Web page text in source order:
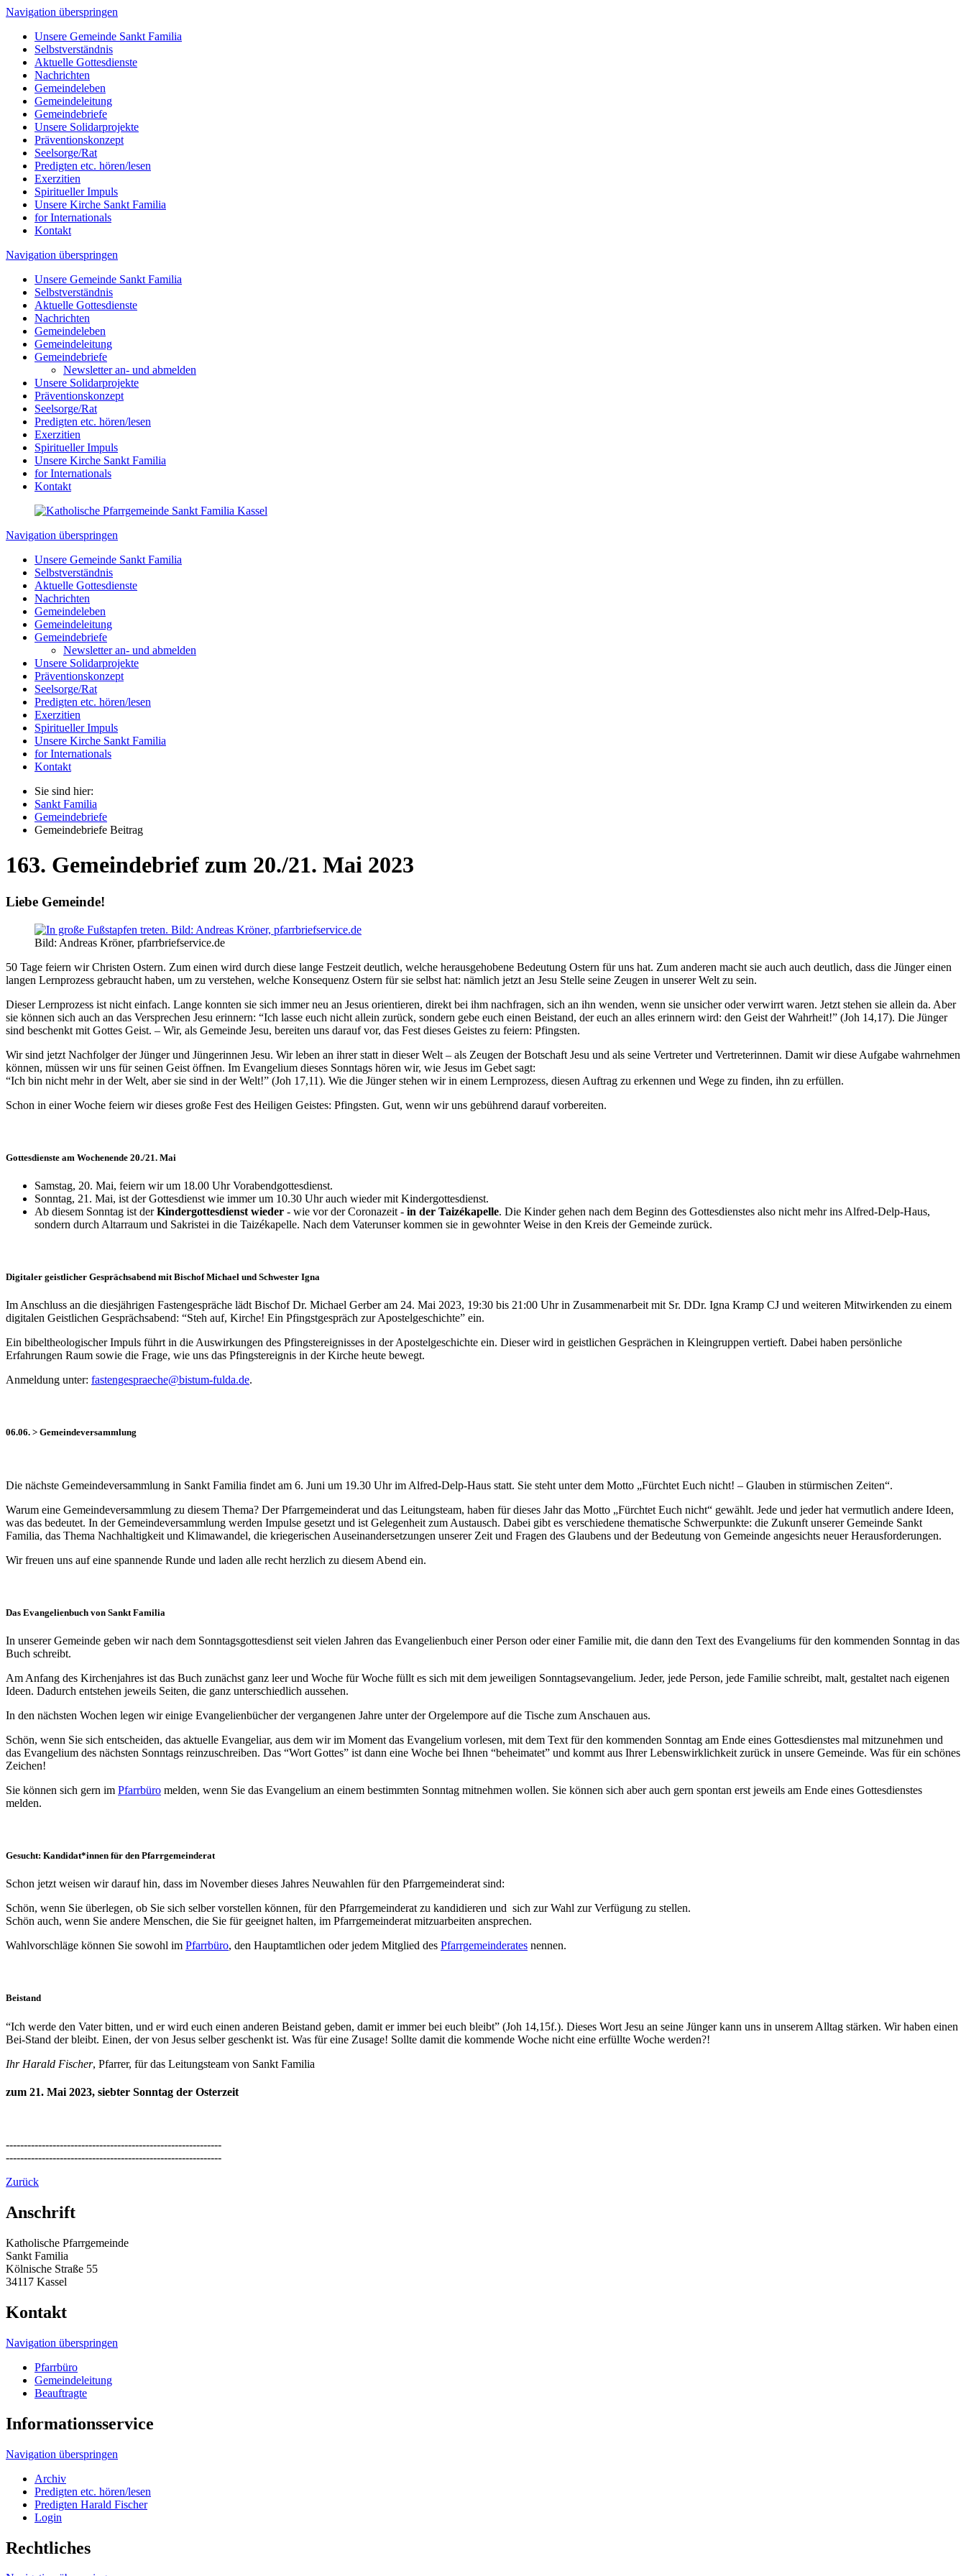
Navigation überspringen
Unsere Gemeinde Sankt Familia
Selbstverständnis
Aktuelle Gottesdienste
Nachrichten
Gemeindeleben
Gemeindeleitung
Gemeindebriefe
Unsere Solidarprojekte
Präventionskonzept
Seelsorge/Rat
Predigten etc. hören/lesen
Exerzitien
Spiritueller Impuls
Unsere Kirche Sankt Familia
for Internationals
Kontakt
Navigation überspringen
Unsere Gemeinde Sankt Familia
Selbstverständnis
Aktuelle Gottesdienste
Nachrichten
Gemeindeleben
Gemeindeleitung
Gemeindebriefe
Newsletter an- und abmelden
Unsere Solidarprojekte
Präventionskonzept
Seelsorge/Rat
Predigten etc. hören/lesen
Exerzitien
Spiritueller Impuls
Unsere Kirche Sankt Familia
for Internationals
Kontakt
Navigation überspringen
Unsere Gemeinde Sankt Familia
Selbstverständnis
Aktuelle Gottesdienste
Nachrichten
Gemeindeleben
Gemeindeleitung
Gemeindebriefe
Newsletter an- und abmelden
Unsere Solidarprojekte
Präventionskonzept
Seelsorge/Rat
Predigten etc. hören/lesen
Exerzitien
Spiritueller Impuls
Unsere Kirche Sankt Familia
for Internationals
Kontakt
Sie sind hier:
Sankt Familia
Gemeindebriefe
Gemeindebriefe Beitrag
163. Gemeindebrief zum 20./21. Mai 2023
Liebe Gemeinde!
Bild: Andreas Kröner, pfarrbriefservice.de
50 Tage feiern wir Christen Ostern. Zum einen wird durch diese lange Festzeit deutlich, welche herausgehobene Bedeutung Ostern für uns hat. Zum anderen macht sie auch auch deutlich, dass die Jünger einen
langen Lernprozess gebraucht haben, um zu verstehen, welche Konsequenz Ostern für sie selbst hat: nämlich jetzt an Jesu Stelle seine Zeugen in unserer Welt zu sein.
Dieser Lernprozess ist nicht einfach. Lange konnten sie sich immer neu an Jesus orientieren, direkt bei ihm nachfragen, sich an ihn wenden, wenn sie unsicher oder verwirrt waren. Jetzt stehen sie allein da. Aber
sie können sich auch an das Versprechen Jesu erinnern: “Ich lasse euch nicht allein zurück, sondern gebe euch einen Beistand, der euch an alles erinnern wird: den Geist der Wahrheit!” (Joh 14,17). Die Jünger
sind beschenkt mit Gottes Geist. – Wir, als Gemeinde Jesu, bereiten uns darauf vor, das Fest dieses Geistes zu feiern: Pfingsten.
Wir sind jetzt Nachfolger der Jünger und Jüngerinnen Jesu. Wir leben an ihrer statt in dieser Welt – als Zeugen der Botschaft Jesu und als seine Vertreter und Vertreterinnen. Damit wir diese Aufgabe wahrnehmen
können, müssen wir uns für seinen Geist öffnen. Im Evangelium dieses Sonntags hören wir, wie Jesus im Gebet sagt:
“Ich bin nicht mehr in der Welt, aber sie sind in der Welt!” (Joh 17,11). Wie die Jünger stehen wir in einem Lernprozess, diesen Auftrag zu erkennen und Wege zu finden, ihn zu erfüllen.
Schon in einer Woche feiern wir dieses große Fest des Heiligen Geistes: Pfingsten. Gut, wenn wir uns gebührend darauf vorbereiten.
Gottesdienste am Wochenende 20./21. Mai
Samstag, 20. Mai, feiern wir um 18.00 Uhr Vorabendgottesdienst.
Sonntag, 21. Mai, ist der Gottesdienst wie immer um 10.30 Uhr auch wieder mit Kindergottesdienst.
Ab diesem Sonntag ist derKindergottesdienst wieder - wie vor der Coronazeit - in der Taizékapelle. Die Kinder gehen nach dem Beginn des Gottesdienstes also nicht mehr ins Alfred-Delp-Haus,
sondern durch Altarraum und Sakristei in die Taizékapelle. Nach dem Vaterunser kommen sie in gewohnter Weise in den Kreis der Gemeinde zurück.
Digitaler geistlicher Gesprächsabend mit Bischof Michael und Schwester Igna
Im Anschluss an die diesjährigen Fastengespräche lädt Bischof Dr. Michael Gerber am 24. Mai 2023, 19:30 bis 21:00 Uhr in Zusammenarbeit mit Sr. DDr. Igna Kramp CJ und weiteren Mitwirkenden zu einem
digitalen Geistlichen Gesprächsabend: “Steh auf, Kirche! Ein Pfingstgespräch zur Apostelgeschichte” ein.
Ein bibeltheologischer Impuls führt in die Auswirkungen des Pfingstereignisses in der Apostelgeschichte ein. Dieser wird in geistlichen Gesprächen in Kleingruppen vertieft. Dabei haben persönliche
Erfahrungen Raum sowie die Frage, wie uns das Pfingstereignis in der Kirche heute bewegt.
Anmeldung unter: fastengespraeche@bistum‐fulda.de.
06.06. > Gemeindeversammlung
Die nächste Gemeindeversammlung in Sankt Familia findet am 6. Juni um 19.30 Uhr im Alfred-Delp-Haus statt. Sie steht unter dem Motto „Fürchtet Euch nicht! – Glauben in stürmischen Zeiten“.
Warum eine Gemeindeversammlung zu diesem Thema? Der Pfarrgemeinderat und das Leitungsteam, haben für dieses Jahr das Motto „Fürchtet Euch nicht“ gewählt. Jede und jeder hat vermutlich andere Ideen,
was das bedeutet. In der Gemeindeversammlung werden Impulse gesetzt und ist Gelegenheit zum Austausch. Dabei gibt es verschiedene thematische Schwerpunkte: die Zukunft unserer Gemeinde Sankt
Familia, das Thema Nachhaltigkeit und Klimawandel, die kriegerischen Auseinandersetzungen unserer Zeit und Fragen des Glaubens und der Bedeutung von Gemeinde angesichts neuer Herausforderungen.
Wir freuen uns auf eine spannende Runde und laden alle recht herzlich zu diesem Abend ein.
Das Evangelienbuch von Sankt Familia
In unserer Gemeinde geben wir nach dem Sonntagsgottesdienst seit vielen Jahren das Evangelienbuch einer Person oder einer Familie mit, die dann den Text des Evangeliums für den kommenden Sonntag in das
Buch schreibt.
Am Anfang des Kirchenjahres ist das Buch zunächst ganz leer und Woche für Woche füllt es sich mit dem jeweiligen Sonntagsevangelium. Jeder, jede Person, jede Familie schreibt, malt, gestaltet nach eigenen
Ideen. Dadurch entstehen jeweils Seiten, die ganz unterschiedlich aussehen.
In den nächsten Wochen legen wir einige Evangelienbücher der vergangenen Jahre unter der Orgelempore auf die Tische zum Anschauen aus.
Schön, wenn Sie sich entscheiden, das aktuelle Evangeliar, aus dem wir im Moment das Evangelium vorlesen, mit dem Text für den kommenden Sonntag am Ende eines Gottesdienstes mal mitzunehmen und
das Evangelium des nächsten Sonntags reinzuschreiben. Das “Wort Gottes” ist dann eine Woche bei Ihnen “beheimatet” und kommt aus Ihrer Lebenswirklichkeit zurück in unsere Gemeinde. Was für ein schönes
Zeichen!
Sie können sich gern im Pfarrbüro melden, wenn Sie das Evangelium an einem bestimmten Sonntag mitnehmen wollen. Sie können sich aber auch gern spontan erst jeweils am Ende eines Gottesdienstes
melden.
Gesucht: Kandidat*innen für den Pfarrgemeinderat
Schon jetzt weisen wir darauf hin, dass im November dieses Jahres Neuwahlen für den Pfarrgemeinderat sind:
Schön, wenn Sie überlegen, ob Sie sich selber vorstellen können, für den Pfarrgemeinderat zu kandidieren und sich zur Wahl zur Verfügung zu stellen.
Schön auch, wenn Sie andere Menschen, die Sie für geeignet halten, im Pfarrgemeinderat mitzuarbeiten ansprechen.
Wahlvorschläge können Sie sowohl im Pfarrbüro, den Hauptamtlichen oder jedem Mitglied des Pfarrgemeinderates nennen.
Beistand
“Ich werde den Vater bitten, und er wird euch einen anderen Beistand geben, damit er immer bei euch bleibt” (Joh 14,15f.). Dieses Wort Jesu an seine Jünger kann uns in unserem Alltag stärken. Wir haben einen
Bei-Stand der bleibt. Einen, der von Jesus selber geschenkt ist. Was für eine Zusage! Sollte damit die kommende Woche nicht eine erfüllte Woche werden?!
Ihr Harald Fischer, Pfarrer, für das Leitungsteam von Sankt Familia
zum 21. Mai 2023, siebter Sonntag der Osterzeit
------------------------------------------------------------
------------------------------------------------------------
Zurück
Anschrift
Katholische Pfarrgemeinde
Sankt Familia
Kölnische Straße 55
34117 Kassel
Kontakt
Navigation überspringen
Pfarrbüro
Gemeindeleitung
Beauftragte
Informationsservice
Navigation überspringen
Archiv
Predigten etc. hören/lesen
Predigten Harald Fischer
Login
Rechtliches